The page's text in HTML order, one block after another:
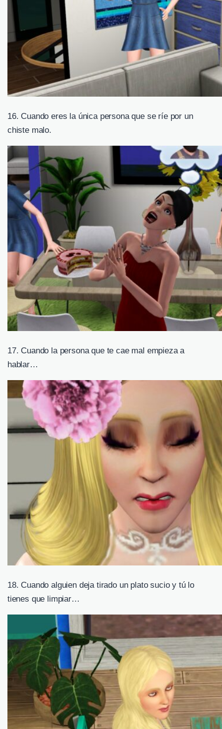
16. Cuando eres la única persona que se ríe por un
chiste malo.
17. Cuando la persona que te cae mal empieza a
hablar…
18. Cuando alguien deja tirado un plato sucio y tú lo
tienes que limpiar…